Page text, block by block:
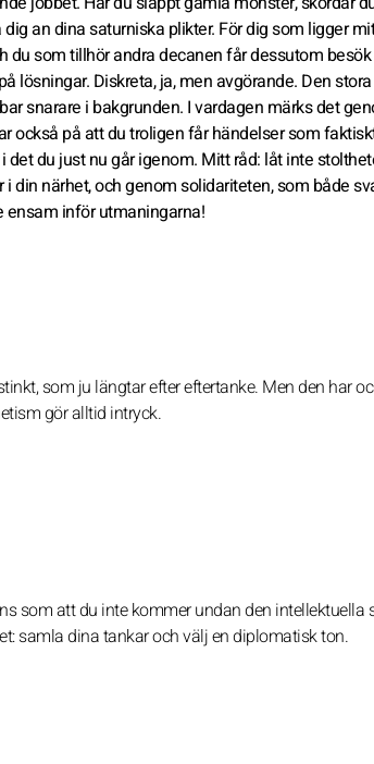
an dina saturniska plikter. För dig som ligger
som tillhör andra decanen får dessutom
lösningar. Diskreta, ja, men avgörande. Den stora
snarare i bakgrunden. I vardagen märks det
också på att du troligen får händelser som
du just nu går igenom. Mitt råd: låt inte
din närhet, och genom solidariteten, som både
ensam inför utmaningarna!
som ju längtar efter eftertanke. Men den har
gör alltid intryck.
som att du inte kommer undan den intellektuella
samla dina tankar och välj en diplomatisk ton.